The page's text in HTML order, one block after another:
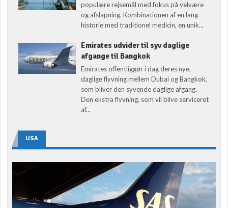
populære rejsemål med fokus på velvære
og afslapning. Kombinationen af en lang
historie med traditionel medicin, en unik...
Emirates udvider til syv daglige
afgange til Bangkok
Emirates offentliggør i dag deres nye,
daglige flyvning mellem Dubai og Bangkok,
som bliver den syvende daglige afgang.
Den ekstra flyvning, som vil blive serviceret
af...
USA